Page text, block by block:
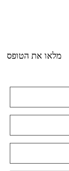
מלאו את הטופס